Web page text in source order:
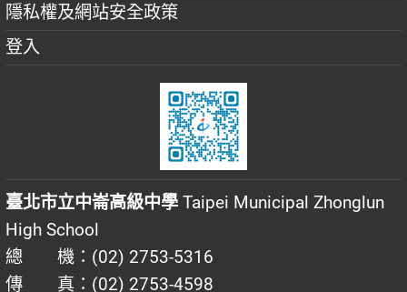
隱私權及網站安全政策
登入
臺北市立中崙高級中學 Taipei Municipal Zhonglun
High School
總 機：(02) 2753-5316
傳 真：(02) 2753-4598